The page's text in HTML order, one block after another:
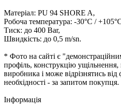
Матеріал: PU 94 SHORE A,
Робоча температура: -30°C /
Тиск: до 400 Bar,
Швидкість: до 0,5 m/sn.
* Фото на сайті є
профіль, конструкцію ущільнення,
виробника і може відрізнятись
необхідності - за запитом покупця.
Iнформація